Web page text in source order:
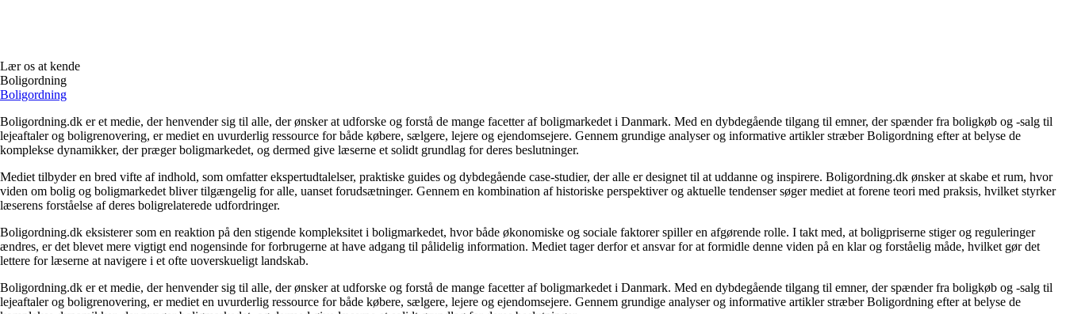
Lær os at kende
Boligordning
Boligordning
Boligordning.dk er et medie, der henvender sig til alle, der ønsker at udforske og forstå de mange facetter af boligmarkedet i Danmark. Med en dybdegående tilgang til emner, der spænder fra boligkøb og -salg til
lejeaftaler og boligrenovering, er mediet en uvurderlig ressource for både købere, sælgere, lejere og ejendomsejere. Gennem grundige analyser og informative artikler stræber Boligordning efter at belyse de
komplekse dynamikker, der præger boligmarkedet, og dermed give læserne et solidt grundlag for deres beslutninger.
Mediet tilbyder en bred vifte af indhold, som omfatter ekspertudtalelser, praktiske guides og dybdegående case-studier, der alle er designet til at uddanne og inspirere. Boligordning.dk ønsker at skabe et rum, hvor
viden om bolig og boligmarkedet bliver tilgængelig for alle, uanset forudsætninger. Gennem en kombination af historiske perspektiver og aktuelle tendenser søger mediet at forene teori med praksis, hvilket styrker
læserens forståelse af deres boligrelaterede udfordringer.
Boligordning.dk eksisterer som en reaktion på den stigende kompleksitet i boligmarkedet, hvor både økonomiske og sociale faktorer spiller en afgørende rolle. I takt med, at boligpriserne stiger og reguleringer
ændres, er det blevet mere vigtigt end nogensinde for forbrugerne at have adgang til pålidelig information. Mediet tager derfor et ansvar for at formidle denne viden på en klar og forståelig måde, hvilket gør det
lettere for læserne at navigere i et ofte uoverskueligt landskab.
Boligordning.dk er et medie, der henvender sig til alle, der ønsker at udforske og forstå de mange facetter af boligmarkedet i Danmark. Med en dybdegående tilgang til emner, der spænder fra boligkøb og -salg til
lejeaftaler og boligrenovering, er mediet en uvurderlig ressource for både købere, sælgere, lejere og ejendomsejere. Gennem grundige analyser og informative artikler stræber Boligordning efter at belyse de